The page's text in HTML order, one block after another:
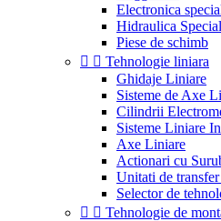
Electronica
Hidraulica
Piese de schimb
  Tehnologie liniara
Ghidaje Liniare
Sisteme de Axe
Cilindrii
Sisteme Liniare
Axe Liniare
Actionari cu
Unitati de
Selector de
  Tehnologie de